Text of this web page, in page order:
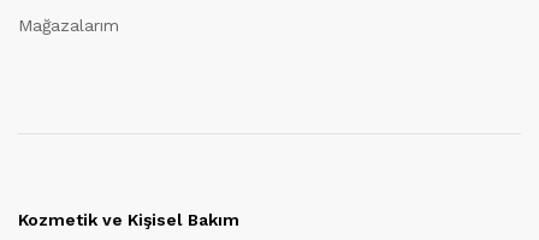
Mağazalarım
Kozmetik ve Kişisel Bakım